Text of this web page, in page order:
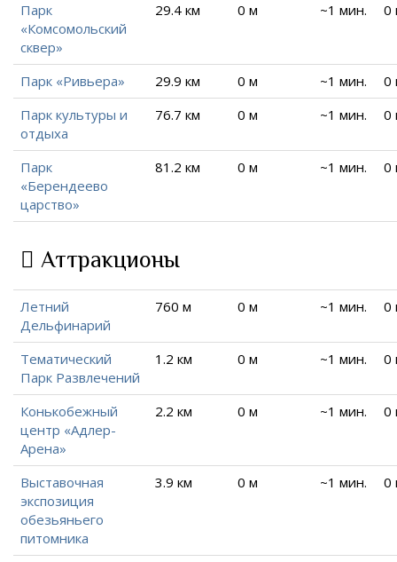
Парк
«Комсомольский
сквер»
29.4 км 0 м ~1 мин. 0
Парк «Ривьера» 29.9 км 0 м ~1 мин.
0
Парк культуры и
отдыха
76.7 км 0 м ~1 мин. 0
Парк
«Берендеево
царство»
81.2 км 0 м ~1 мин. 0
Аттракционы
Летний
Дельфинарий
760 м 0 м ~1 мин. 0
Тематический
Парк Развлечений
1.2 км 0 м ~1 мин. 0
Конькобежный
центр «Адлер-
Арена»
2.2 км 0 м ~1 мин. 0
Выставочная
экспозиция
обезьяньего
питомника
3.9 км 0 м ~1 мин. 0